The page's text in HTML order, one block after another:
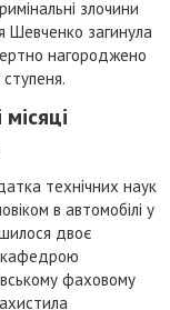
злочини
Шевченко загинула
нагороджено
технічних наук
в автомобілі у
двоє
кафедрою
фаховому